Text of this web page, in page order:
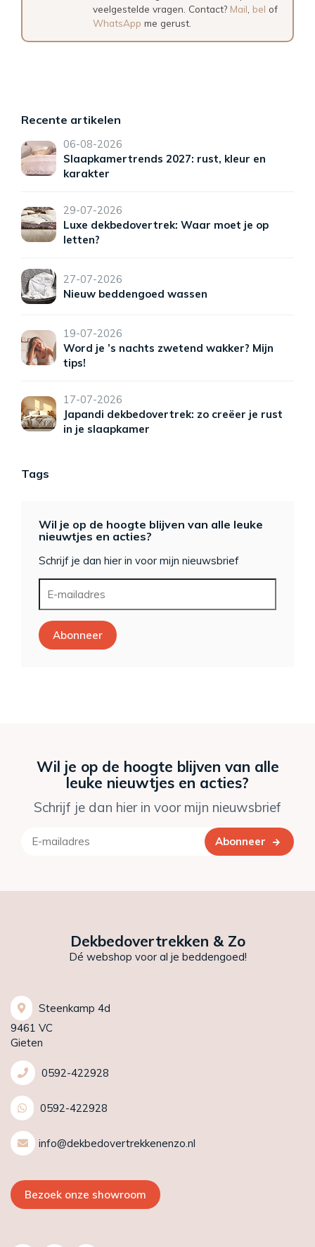
veelgestelde vragen. Contact? Mail bel of
WhatsApp me gerust.
Recente artikelen
06-08-2026
Slaapkamertrends 2027: rust, kleur en
karakter
29-07-2026
Luxe dekbedovertrek: Waar moet je op
letten?
27-07-2026
Nieuw beddengoed wassen
19-07-2026
Word je ’s nachts zwetend wakker? Mijn
tips!
17-07-2026
Japandi dekbedovertrek: zo creëer je rust
in je slaapkamer
Tags
Wil je op de hoogte blijven van alle leuke
nieuwtjes en acties?
Schrijf je dan hier in voor mijn nieuwsbrief
Abonneer
Wil je op de hoogte blijven van alle
leuke nieuwtjes en acties?
Schrijf je dan hier in voor mijn nieuwsbrief
Abonneer
Dekbedovertrekken & Zo
Dé webshop voor al je beddengoed!
Steenkamp 4d
9461 VC
Gieten
0592-422928
0592-422928
info@dekbedovertrekkenenzo.nl
Bezoek onze showroom